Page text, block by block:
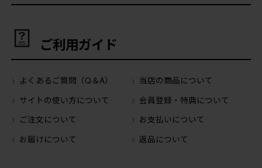
ご利用ガイド
よくあるご質問（Q＆A）
当店の商品について
サイトの使い方について
会員登録・特典について
ご注文について
お支払いについて
お届けについて
返品について